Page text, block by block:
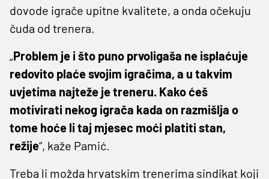
dovode igrače upitne kvalitete, a onda očekuju
čuda od trenera.
„Problem je i što puno prvoligaša ne isplaćuje
redovito plaće svojim igračima, a u takvim
uvjetima najteže je treneru. Kako ćeš
motivirati nekog igrača kada on razmišlja o
tome hoće li taj mjesec moći platiti stan,
režije“, kaže Pamić.
Treba li možda hrvatskim trenerima sindikat koji